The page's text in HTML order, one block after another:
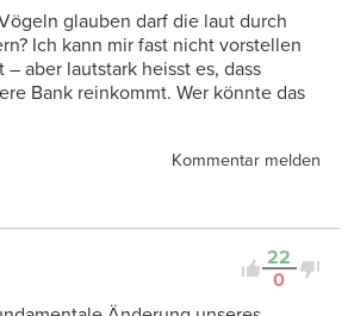
glauben darf die laut durch
Ich kann mir fast nicht vorstellen
– aber lautstark heisst es, dass
Bank reinkommt. Wer könnte das
Kommentar melden
22
0